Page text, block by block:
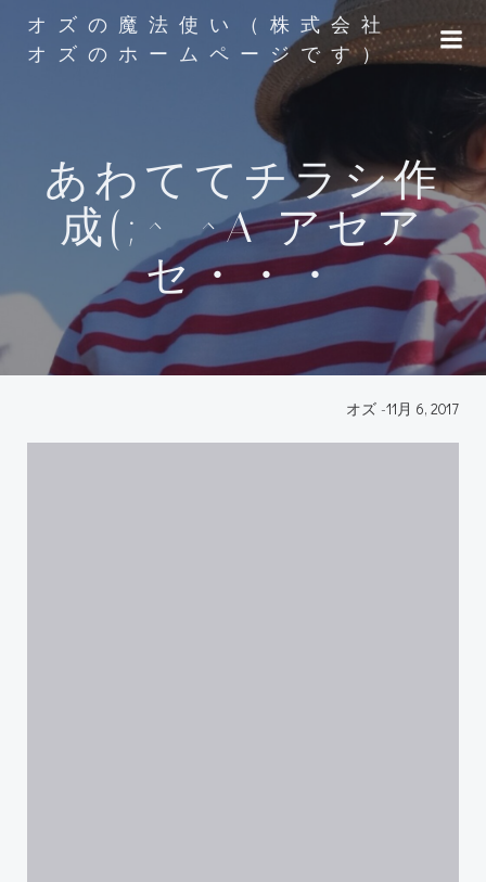
ン
ン
ツ
ス
キ
ッ
プ
オズの魔法使い（株式会社
オズのホームページです）
あわててチラシ作
成(;^_^A アセア
セ・・・
オズ -11月 6, 2017